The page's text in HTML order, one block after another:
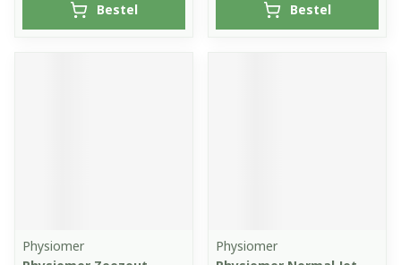
Bestel Bestel
Physiomer
Physiomer